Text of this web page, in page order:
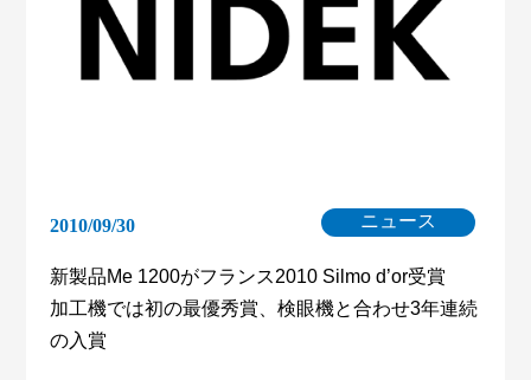
2010/09/30 ニュース
新製品Me 1200がフランス2010 Silmo d’or受賞
加工機では初の最優秀賞、検眼機と合わせ3年連続
の入賞